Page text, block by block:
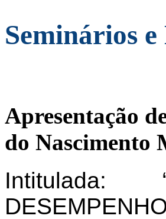
Seminários e
Apresentação
do Nascimento
Intitulada: